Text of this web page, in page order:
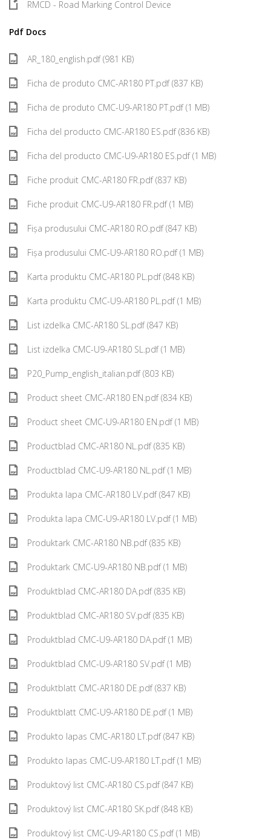
RMCD - Road Marking Control Device
Pdf Docs
AR_180_english.pdf (981 KB)
Ficha de produto CMC-AR180 PT.pdf (837 KB)
Ficha de produto CMC-U9-AR180 PT.pdf (1 MB)
Ficha del producto CMC-AR180 ES.pdf (836 KB)
Ficha del producto CMC-U9-AR180 ES.pdf (1 MB)
Fiche produit CMC-AR180 FR.pdf (837 KB)
Fiche produit CMC-U9-AR180 FR.pdf (1 MB)
Fișa produsului CMC-AR180 RO.pdf (847 KB)
Fișa produsului CMC-U9-AR180 RO.pdf (1 MB)
Karta produktu CMC-AR180 PL.pdf (848 KB)
Karta produktu CMC-U9-AR180 PL.pdf (1 MB)
List izdelka CMC-AR180 SL.pdf (847 KB)
List izdelka CMC-U9-AR180 SL.pdf (1 MB)
P20_Pump_english_italian.pdf (803 KB)
Product sheet CMC-AR180 EN.pdf (834 KB)
Product sheet CMC-U9-AR180 EN.pdf (1 MB)
Productblad CMC-AR180 NL.pdf (835 KB)
Productblad CMC-U9-AR180 NL.pdf (1 MB)
Produkta lapa CMC-AR180 LV.pdf (847 KB)
Produkta lapa CMC-U9-AR180 LV.pdf (1 MB)
Produktark CMC-AR180 NB.pdf (835 KB)
Produktark CMC-U9-AR180 NB.pdf (1 MB)
Produktblad CMC-AR180 DA.pdf (835 KB)
Produktblad CMC-AR180 SV.pdf (835 KB)
Produktblad CMC-U9-AR180 DA.pdf (1 MB)
Produktblad CMC-U9-AR180 SV.pdf (1 MB)
Produktblatt CMC-AR180 DE.pdf (837 KB)
Produktblatt CMC-U9-AR180 DE.pdf (1 MB)
Produkto lapas CMC-AR180 LT.pdf (847 KB)
Produkto lapas CMC-U9-AR180 LT.pdf (1 MB)
Produktový list CMC-AR180 CS.pdf (847 KB)
Produktový list CMC-AR180 SK.pdf (848 KB)
Produktový list CMC-U9-AR180 CS.pdf (1 MB)